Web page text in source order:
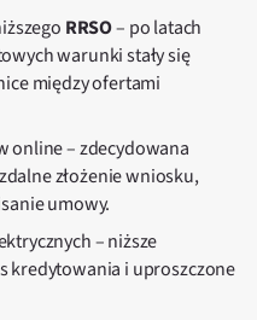
RRSO– po latach
warunki stały się
między ofertami
online – zdecydowana
złożenie wniosku,
umowy.
– niższe
kredytowania i uproszczone